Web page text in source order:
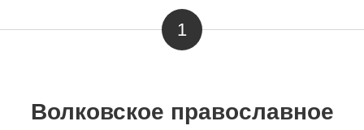
1
Волковское православное